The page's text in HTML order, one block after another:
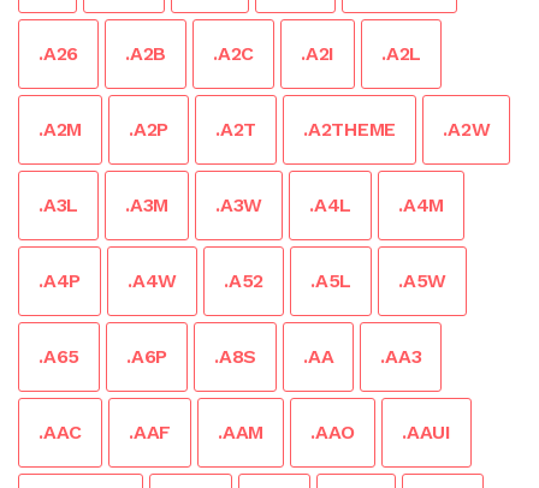
.A26 .A2B .A2C .A2I .A2L
.A2M .A2P .A2T .A2THEME .A2W
.A3L .A3M .A3W .A4L .A4M
.A4P .A4W .A52 .A5L .A5W
.A65 .A6P .A8S .AA .AA3
.AAC .AAF .AAM .AAO .AAUI